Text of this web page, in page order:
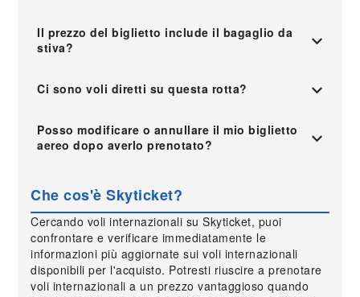
Il prezzo del biglietto include il bagaglio da
stiva?
Ci sono voli diretti su questa rotta?
Posso modificare o annullare il mio biglietto
aereo dopo averlo prenotato?
Che cos'è Skyticket?
Cercando voli internazionali su Skyticket, puoi
confrontare e verificare immediatamente le
informazioni più aggiornate sui voli internazionali
disponibili per l'acquisto. Potresti riuscire a prenotare
voli internazionali a un prezzo vantaggioso quando